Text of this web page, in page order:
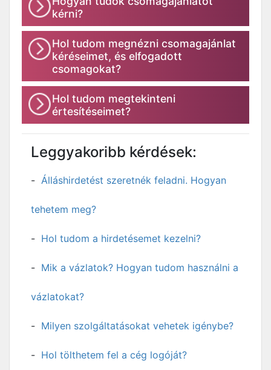
kérni?
Hol tudom megnézni csomagajánlat
kéréseimet, és elfogadott
csomagokat?
Hol tudom megtekinteni
értesítéseimet?
Leggyakoribb kérdések:
Álláshirdetést szeretnék feladni. Hogyan
tehetem meg?
Hol tudom a hirdetésemet kezelni?
Mik a vázlatok? Hogyan tudom használni a
vázlatokat?
Milyen szolgáltatásokat vehetek igénybe?
Hol tölthetem fel a cég logóját?